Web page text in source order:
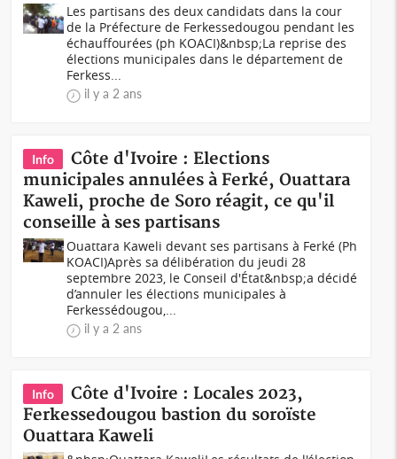
Les partisans des deux candidats dans la cour
de la Préfecture de Ferkessedougou pendant les
échauffourées (ph KOACI)&nbsp;La reprise des
élections municipales dans le département de
Ferkess...
il y a 2 ans
Info
Côte d'Ivoire : Elections
municipales annulées à Ferké, Ouattara
Kaweli, proche de Soro réagit, ce qu'il
conseille à ses partisans
Ouattara Kaweli devant ses partisans à Ferké (Ph
KOACI)Après sa délibération du jeudi 28
septembre 2023, le Conseil d'État&nbsp;a décidé
d’annuler les élections municipales à
Ferkessédougou,...
il y a 2 ans
Info
Côte d'Ivoire : Locales 2023,
Ferkessedougou bastion du soroïste
Ouattara Kaweli